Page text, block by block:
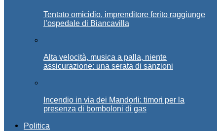
Tentato omicidio, imprenditore ferito raggiunge
l’ospedale di Biancavilla
Alta velocità, musica a palla, niente
assicurazione: una serata di sanzioni
Incendio in via dei Mandorli: timori per la
presenza di bomboloni di gas
Politica